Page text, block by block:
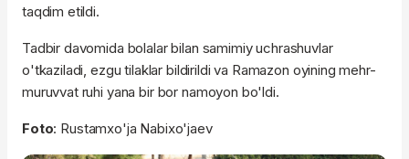
taqdim etildi.
Tadbir davomida bolalar bilan samimiy uchrashuvlar
o'tkaziladi, ezgu tilaklar bildirildi va Ramazon oyining mehr-
muruvvat ruhi yana bir bor namoyon bo'ldi.
Foto: Rustamxo'ja Nabixo'jaev